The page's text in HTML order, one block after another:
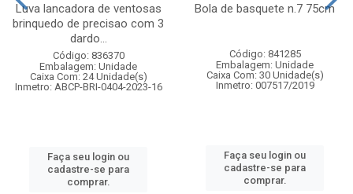
Luva lancadora de ventosas
brinquedo de precisao com 3
dardo...
Código: 836370
Embalagem: Unidade
Caixa Com: 24 Unidade(s)
Inmetro: ABCP-BRI-0404-2023-16
Faça seu login ou
cadastre-se para
comprar.
Bola de basquete n.7 75cm
Código: 841285
Embalagem: Unidade
Caixa Com: 30 Unidade(s)
Inmetro: 007517/2019
Faça seu login ou
cadastre-se para
comprar.